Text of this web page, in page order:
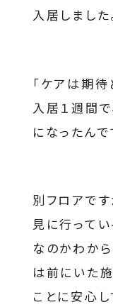
入居しました
「ケアは期待
入居１週間
になったんで
別フロアで
見に行って
なのかわか
は前にいた
ことに安心し